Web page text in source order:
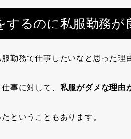
するのに私服勤務が
服勤務で仕事したいなと思った理
事に対して、 私服がダメな理由
ということもあります。